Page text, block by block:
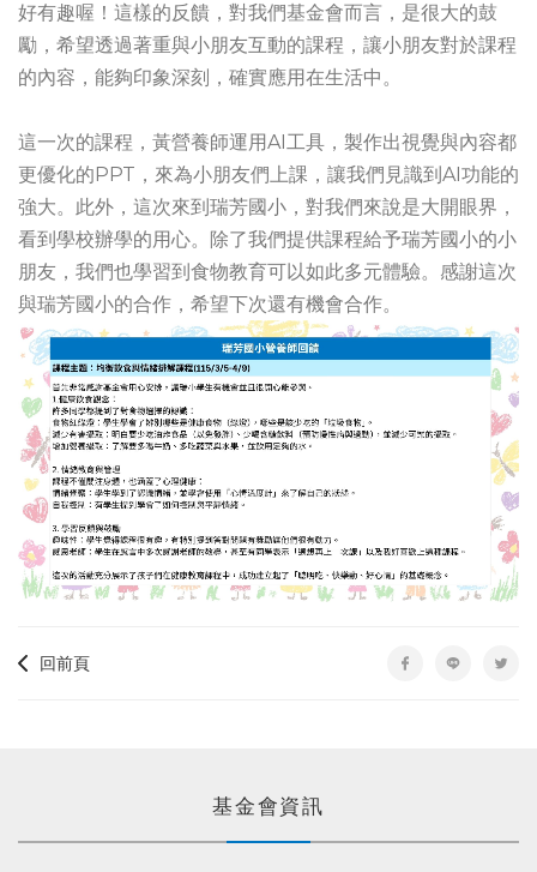
好有趣喔！這樣的反饋，對我們基金會而言，是很大的鼓
勵，希望透過著重與小朋友互動的課程，讓小朋友對於課程
的內容，能夠印象深刻，確實應用在生活中。
這一次的課程，黃營養師運用AI工具，製作出視覺與內容都
更優化的PPT，來為小朋友們上課，讓我們見識到AI功能的
強大。此外，這次來到瑞芳國小，對我們來說是大開眼界，
看到學校辦學的用心。除了我們提供課程給予瑞芳國小的小
朋友，我們也學習到食物教育可以如此多元體驗。感謝這次
與瑞芳國小的合作，希望下次還有機會合作。
回前頁
基金會資訊